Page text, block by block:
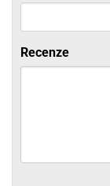
Recenze